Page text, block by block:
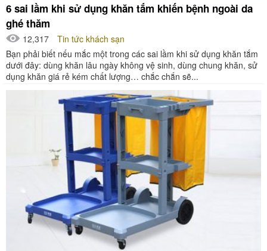
6 sai lầm khi sử dụng khăn tắm khiến bệnh ngoài da
ghé thăm
12,317
Tin tức khách sạn
Bạn phải biết nếu mắc một trong các sai lầm khi sử dụng khăn tắm
dưới đây: dùng khăn lâu ngày không vệ sinh, dùng chung khăn, sử
dụng khăn giá rẻ kém chất lượng… chắc chắn sẽ...